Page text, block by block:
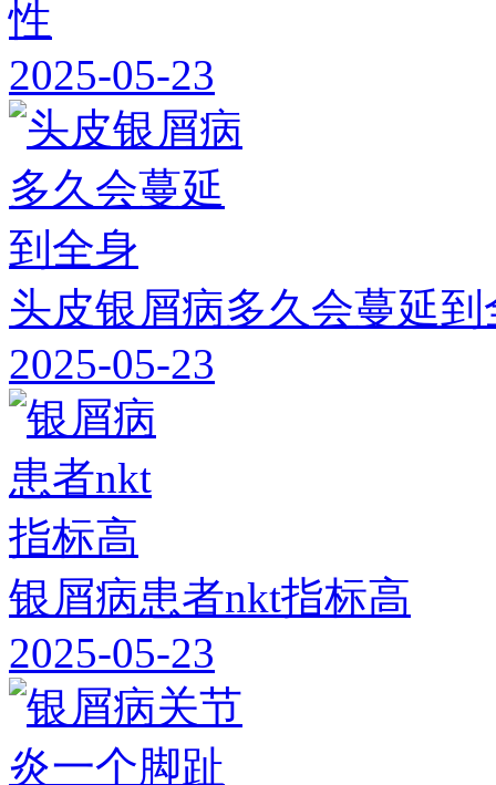
性
2025-05-23
头皮银屑病多久会蔓延到
2025-05-23
银屑病患者nkt指标高
2025-05-23